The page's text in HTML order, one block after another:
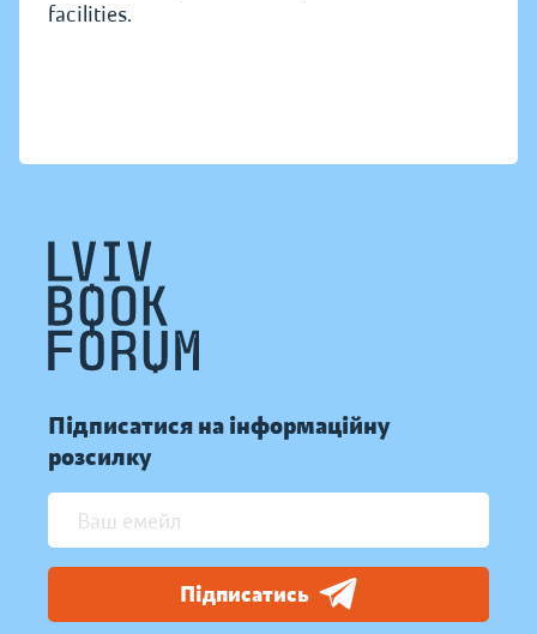
facilities.
Підписатися на інформаційну
розсилку
Підписатись